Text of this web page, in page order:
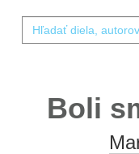
Boli